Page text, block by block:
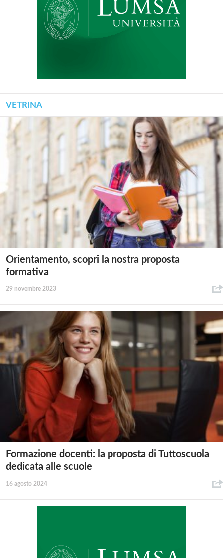
VETRINA
Orientamento, scopri la nostra proposta
formativa
29 novembre 2023
Formazione docenti: la proposta di Tuttoscuola
dedicata alle scuole
16 agosto 2024